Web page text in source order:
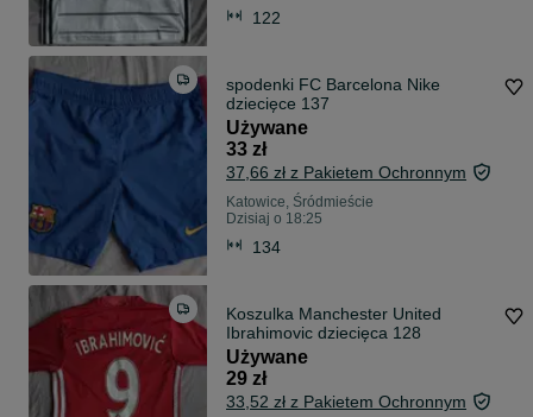
122
spodenki FC Barcelona Nike
dziecięce 137
Używane
33 zł
37,66 zł z Pakietem Ochronnym
Katowice, Śródmieście
Dzisiaj o 18:25
134
Koszulka Manchester United
Ibrahimovic dziecięca 128
Używane
29 zł
33,52 zł z Pakietem Ochronnym